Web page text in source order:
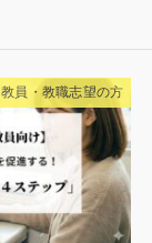
教員・教職志望の方